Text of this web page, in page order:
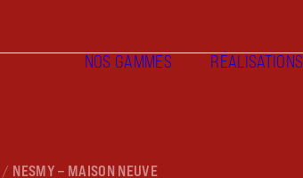
NOS GAMMES RÉALISATIONS
/ NESMY – MAISON NEUVE